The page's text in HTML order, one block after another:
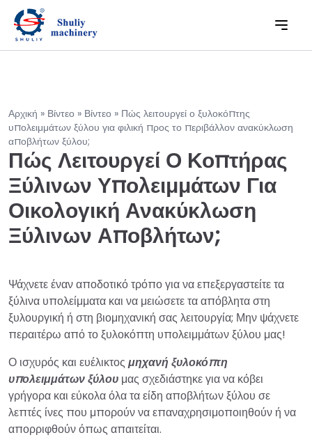
Αρχική » Βίντεο » Βίντεο » Πώς λειτουργεί ο ξυλοκόπτης
υπολειμμάτων ξύλου για φιλική προς το περιβάλλον ανακύκλωση
αποβλήτων ξύλου;
Πώς Λειτουργεί Ο Κοπτήρας
Ξύλινων Υπολειμμάτων Για
Οικολογική Ανακύκλωση
Ξύλινων Αποβλήτων;
Ψάχνετε έναν αποδοτικό τρόπο για να επεξεργαστείτε τα
ξύλινα υπολείμματα και να μειώσετε τα απόβλητα στη
ξυλουργική ή στη βιομηχανική σας λειτουργία; Μην ψάχνετε
περαιτέρω από το ξυλοκόπτη υπολειμμάτων ξύλου μας!
Ο ισχυρός και ευέλικτος μηχανή ξυλοκόπτη
υπολειμμάτων ξύλου μας σχεδιάστηκε για να κόβει
γρήγορα και εύκολα όλα τα είδη αποβλήτων ξύλου σε
λεπτές ίνες που μπορούν να επαναχρησιμοποιηθούν ή να
απορριφθούν όπως απαιτείται.